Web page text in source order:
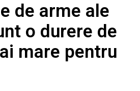
de arme ale
o durere de
mare pentru